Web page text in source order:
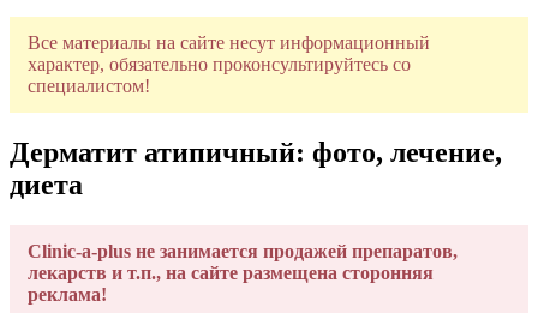
Все материалы на сайте несут информационный
характер, обязательно проконсультируйтесь со
специалистом!
Дерматит атипичный: фото, лечение,
диета
Clinic-a-plus не занимается продажей препаратов,
лекарств и т.п., на сайте размещена сторонняя
реклама!